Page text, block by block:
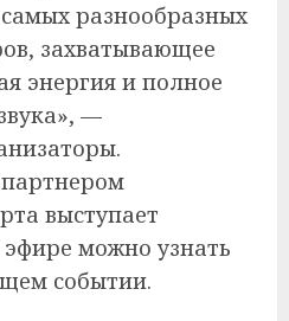
разнообразных
захватывающее
энергия и полное
—
выступает
эфире можно узнать
событии.